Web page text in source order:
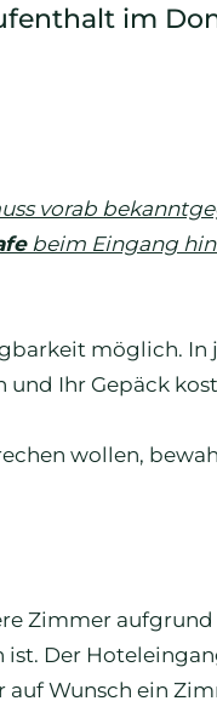
im
vorab
beim Eingang
möglich. In
Ihr Gepäck
wollen,
Zimmer
ist. Der
Wunsch ein